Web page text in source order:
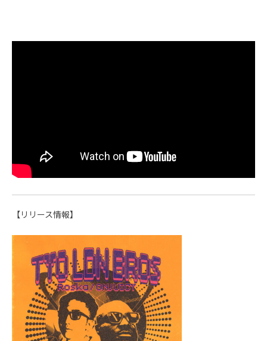
【リリース情報】